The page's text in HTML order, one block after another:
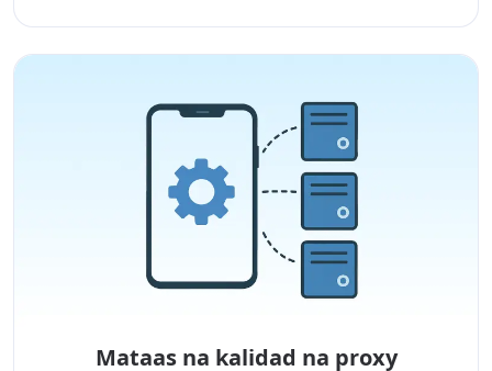
Mataas na kalidad na proxy